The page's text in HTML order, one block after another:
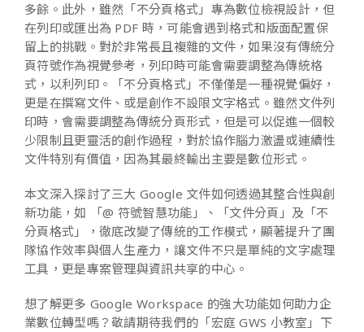
多餘。此外，雖然「不分頁格式」專為數位檢視設計，但
在列印或匯出為 PDF 時，可能會遇到格式和版面配置保
留上的挑戰。對於非常長且複雜的文件，如果沒有傳統分
頁符號作為視覺參考，列印時可能會需要調整為傳統格
式，以利列印。
「不分頁格式」不僅僅是一種視覺偏好，
更是在撰寫文件、或是創作不設限文字格式。雖然文件列
印時，會需要調整為傳統分頁形式，但是可以促進一個較
少限制且更靈活的創作過程，對於協作腦力激盪或連續性
文件特別有價值，因為其最終輸出主要是數位形式。
本文深入探討了三大 Google 文件如何透過其整合性與創
新功能，如 「@ 符號智慧功能」、「文件分頁」及「不
分頁格式」，徹底改變了傳統的工作模式，顯著提升了團
隊協作效率與個人生產力，讓文件不只是單純的文字處理
工具，更是專案管理與資訊共享的中心。
想了解更多 Google Workspace 的強大功能如何助力企
業數位轉型嗎？敬請期待我們的「宏庭 GWS 小教室」下